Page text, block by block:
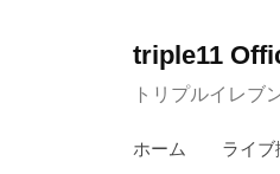
triple11
トリプルイレブ
ホーム ライブ